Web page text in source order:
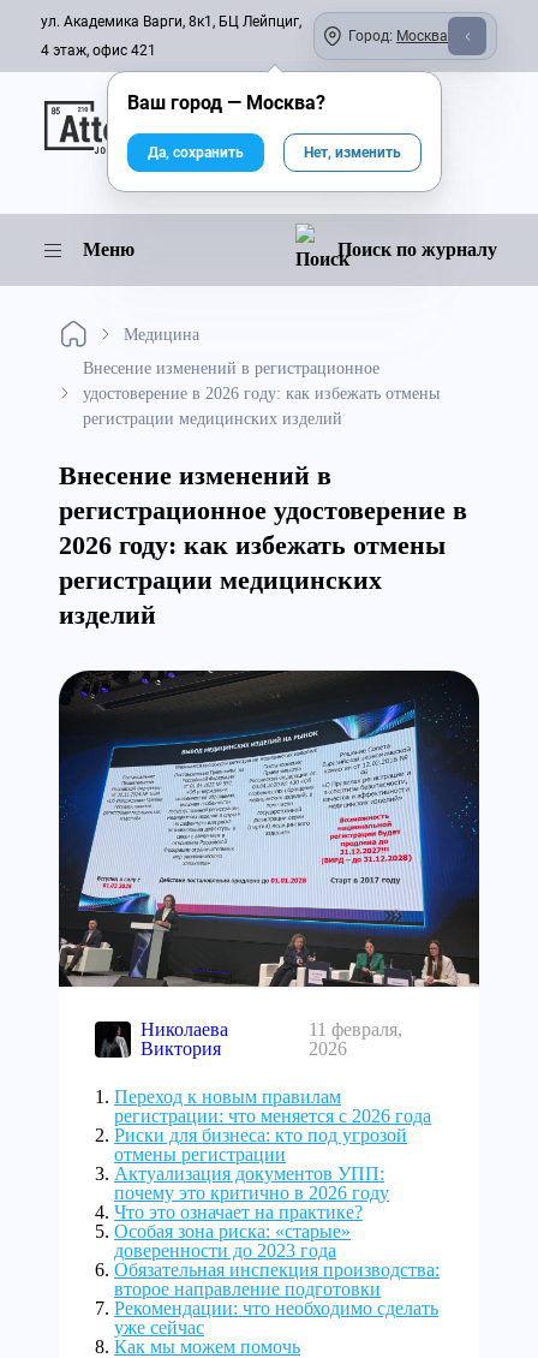
ул. Академика Варги, 8к1, БЦ Лейпциг,
4 этаж, офис 421
Город: Москва
Онлайн-журнал
Меню Поиск по журналу
Медицина
Внесение изменений в регистрационное
удостоверение в 2026 году: как избежать отмены
регистрации медицинских изделий
Внесение изменений в
регистрационное удостоверение в
2026 году: как избежать отмены
регистрации медицинских
изделий
Николаева
Виктория
11 февраля,
2026
Переход к новым правилам
регистрации: что меняется с 2026 года
Риски для бизнеса: кто под угрозой
отмены регистрации
Актуализация документов УПП:
почему это критично в 2026 году
Что это означает на практике?
Особая зона риска: «старые»
доверенности до 2023 года
Обязательная инспекция производства:
второе направление подготовки
Рекомендации: что необходимо сделать
уже сейчас
Как мы можем помочь
Ваш город — Москва?
Да, сохранить Нет, изменить